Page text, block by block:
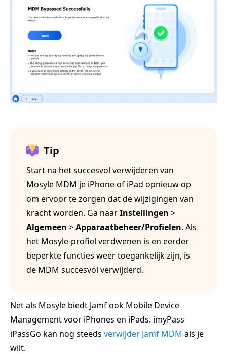
Tip
Start na het succesvol verwijderen van
Mosyle MDM je iPhone of iPad opnieuw op
om ervoor te zorgen dat de wijzigingen van
kracht worden. Ga naarInstellingen >
Algemeen >Apparaatbeheer/Profielen. Als
het Mosyle‑profiel verdwenen is en eerder
beperkte functies weer toegankelijk zijn, is
de MDM succesvol verwijderd.
Net als Mosyle biedt Jamf ook Mobile Device
Management voor iPhones en iPads. imyPass
iPassGo kan nog steeds verwijder Jamf MDM als je
wilt.